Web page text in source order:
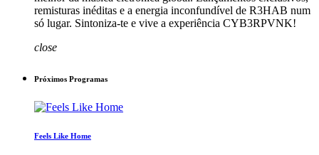
remisturas inéditas e a energia inconfundível de R3HAB num
só lugar. Sintoniza-te e vive a experiência CYB3RPVNK!
close
Próximos Programas
Feels Like Home